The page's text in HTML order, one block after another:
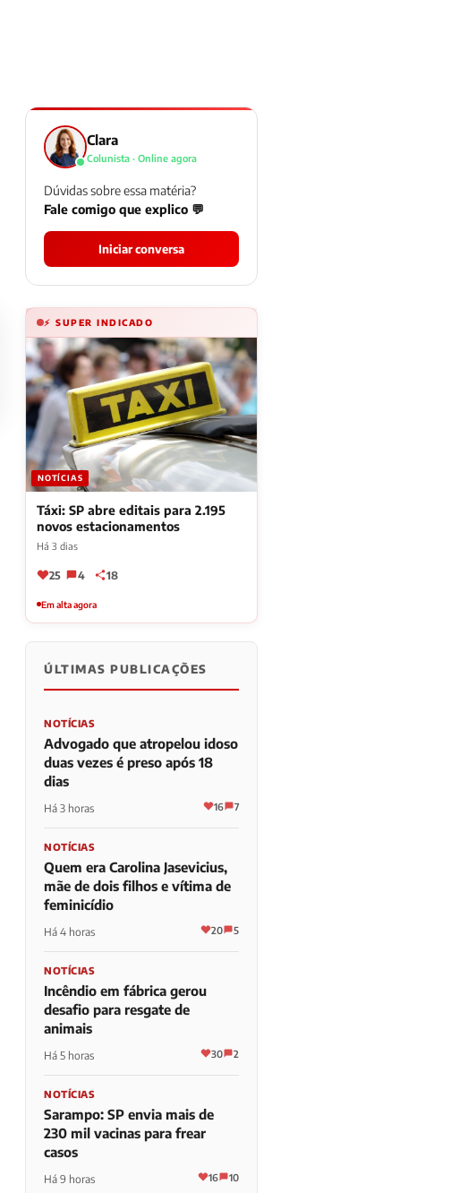
Clara
Colunista · Online agora
Dúvidas sobre essa matéria?
Fale comigo que explico 💬
Iniciar conversa
⚡ SUPER INDICADO
NOTÍCIAS
Táxi: SP abre editais para 2.195
novos estacionamentos
Há 3 dias
25 4 18
Em alta agora
ÚLTIMAS PUBLICAÇÕES
NOTÍCIAS
Advogado que atropelou idoso
duas vezes é preso após 18
dias
Há 3 horas 16 7
NOTÍCIAS
Quem era Carolina Jasevicius,
mãe de dois filhos e vítima de
feminicídio
Há 4 horas 20 5
NOTÍCIAS
Incêndio em fábrica gerou
desafio para resgate de
animais
Há 5 horas 30 2
NOTÍCIAS
Sarampo: SP envia mais de
230 mil vacinas para frear
casos
Há 9 horas 16 10